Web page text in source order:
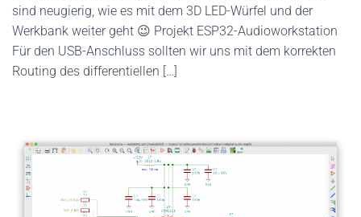
sind neugierig, wie es mit dem 3D LED-Würfel und der
Werkbank weiter geht 😉 Projekt ESP32-Audioworkstation
Für den USB-Anschluss sollten wir uns mit dem korrekten
Routing des differentiellen […]